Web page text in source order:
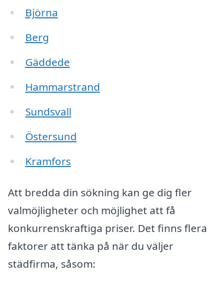
Björna
Berg
Gäddede
Hammarstrand
Sundsvall
Östersund
Kramfors
Att bredda din sökning kan ge dig fler
valmöjligheter och möjlighet att få
konkurrenskraftiga priser. Det finns flera
faktorer att tänka på när du väljer
städfirma, såsom: